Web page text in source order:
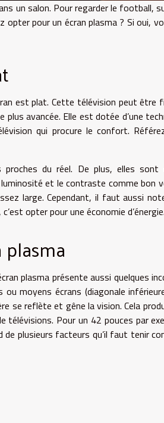
un salon. Pour regarder le football,
pour un écran plasma ? Si oui,
est plat. Cette télévision peut être
avancée. Elle est dotée d’une
qui procure le confort.
du réel. De plus, elles sont
et le contraste comme bon
large. Cependant, il faut aussi
opter pour une économie d’énergie.
plasma
plasma présente aussi quelques
moyens écrans (diagonale
se reflète et gêne la vision. Cela
Pour un 42 pouces par
de plusieurs facteurs qu’il faut tenir